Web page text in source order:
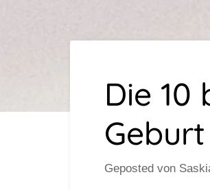
Die 10
Geburt
Geposted von